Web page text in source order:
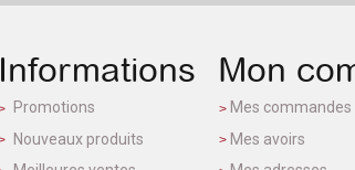
Informations
Promotions
Nouveaux produits
Mon
Mes commandes
Mes avoirs